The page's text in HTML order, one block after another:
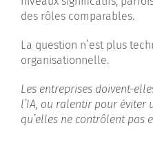
des rôles comparables.
La question n’est plus
organisationnelle.
Les entreprises doivent-
l’IA, ou ralentir pour éviter
qu’elles ne contrôlent pas